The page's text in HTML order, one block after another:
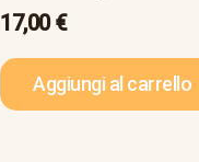
17,00€
Aggiungi al carrello